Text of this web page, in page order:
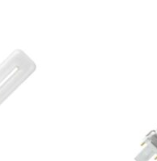
Bæta á
óskalista